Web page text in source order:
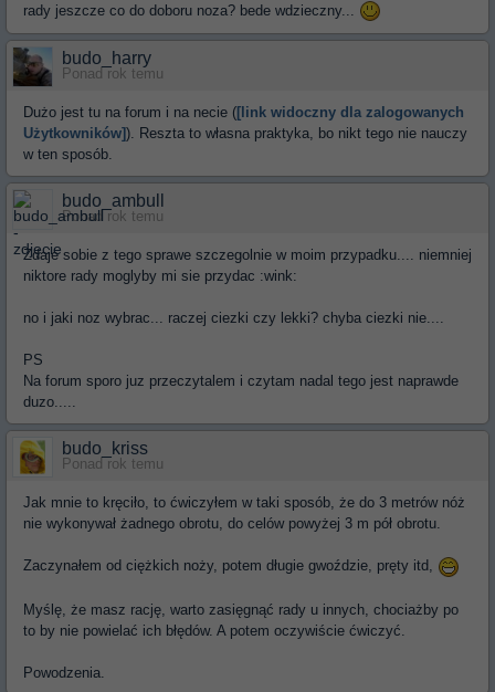
rady jeszcze co do doboru noza? bede wdzieczny...
budo_harry
Ponad rok temu
Dużo jest tu na forum i na necie ([link widoczny dla zalogowanych
Użytkowników]). Reszta to własna praktyka, bo nikt tego nie nauczy
w ten sposób.
budo_ambull
Ponad rok temu
Zdaje sobie z tego sprawe szczegolnie w moim przypadku.... niemniej
niktore rady moglyby mi sie przydac :wink:
no i jaki noz wybrac... raczej ciezki czy lekki? chyba ciezki nie....
PS
Na forum sporo juz przeczytalem i czytam nadal tego jest naprawde
duzo.....
budo_kriss
Ponad rok temu
Jak mnie to kręciło, to ćwiczyłem w taki sposób, że do 3 metrów nóż
nie wykonywał żadnego obrotu, do celów powyżej 3 m pół obrotu.
Zaczynałem od ciężkich noży, potem długie gwoździe, pręty itd,
Myślę, że masz rację, warto zasięgnąć rady u innych, chociażby po
to by nie powielać ich błędów. A potem oczywiście ćwiczyć.
Powodzenia.